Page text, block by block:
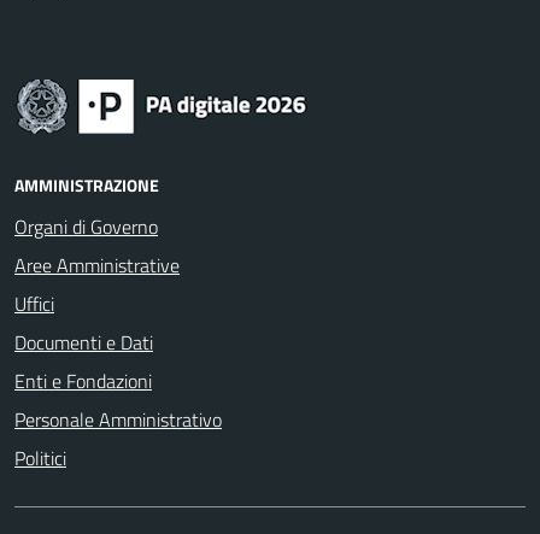
AMMINISTRAZIONE
Organi di Governo
Aree Amministrative
Uffici
Documenti e Dati
Enti e Fondazioni
Personale Amministrativo
Politici